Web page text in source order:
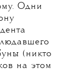
Одни
(никто
на этом